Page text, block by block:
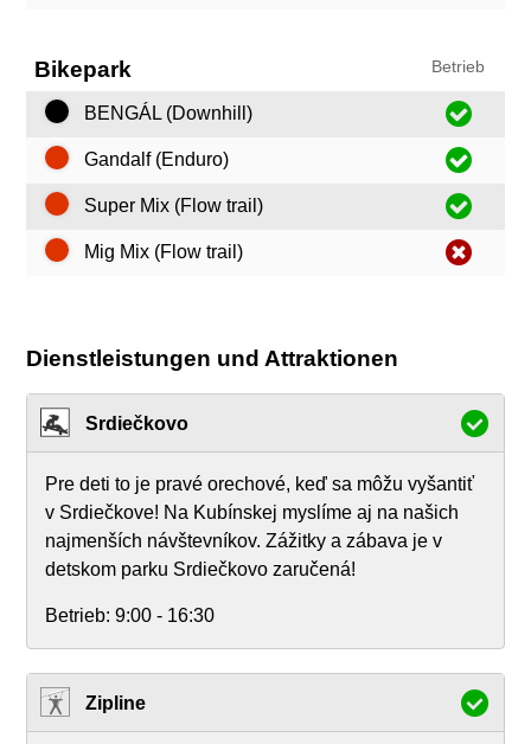
Bikepark Betrieb
BENGÁL (Downhill)
Gandalf (Enduro)
Super Mix (Flow trail)
Mig Mix (Flow trail)
Dienstleistungen und Attraktionen
Srdiečkovo
Pre deti to je pravé orechové, keď sa môžu vyšantiť
v Srdiečkove! Na Kubínskej myslíme aj na našich
najmenších návštevníkov. Zážitky a zábava je v
detskom parku Srdiečkovo zaručená!
Betrieb: 9:00 - 16:30
Zipline